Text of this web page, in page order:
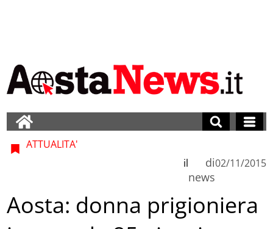
ATTUALITA'
di
news
il 02/11/2015
Aosta: donna prigioniera